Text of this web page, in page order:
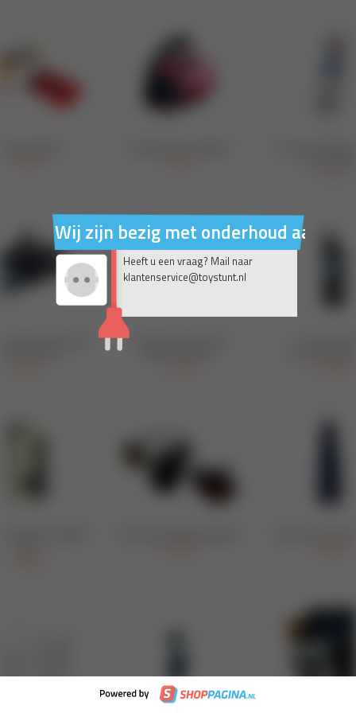
Wij zijn bezig met onderhoud aan
Heeft u een vraag? Mail naar
klantenservice@toystunt.nl